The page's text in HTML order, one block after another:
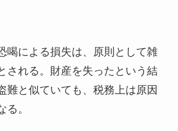
喝による損失は、原則として雑
される。財産を失ったという結
難と似ていても、税務上は原因
る。